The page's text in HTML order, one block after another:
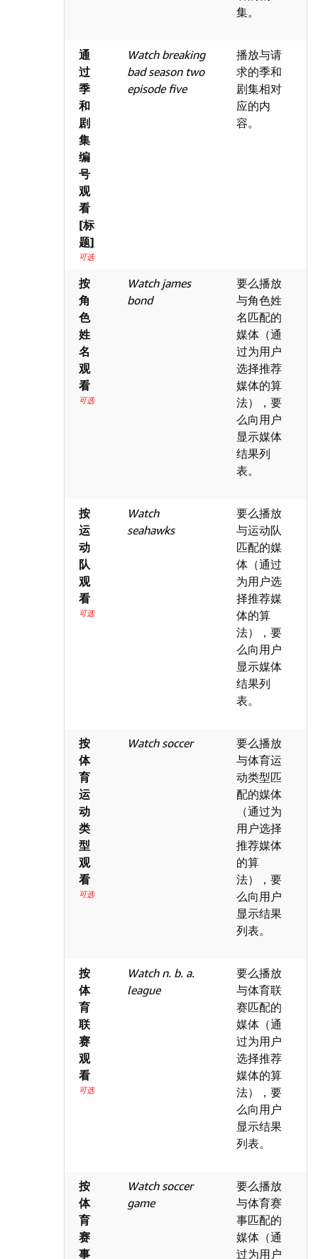
集。
通
过
季
和
剧
集
编
号
观
看
[标
题]
可选
Watch breaking
bad season two
episode five
播放与请
求的季和
剧集相对
应的内
容。
按
角
色
姓
名
观
看
可选
Watch james
bond
要么播放
与角色姓
名匹配的
媒体（通
过为用户
选择推荐
媒体的算
法），要
么向用户
显示媒体
结果列
表。
按
运
动
队
观
看
可选
Watch
seahawks
要么播放
与运动队
匹配的媒
体（通过
为用户选
择推荐媒
体的算
法），要
么向用户
显示媒体
结果列
表。
按
体
育
运
动
类
型
观
看
可选
Watch soccer
要么播放
与体育运
动类型匹
配的媒体
（通过为
用户选择
推荐媒体
的算
法），要
么向用户
显示结果
列表。
按
体
育
联
赛
观
看
可选
Watch n. b. a.
league
要么播放
与体育联
赛匹配的
媒体（通
过为用户
选择推荐
媒体的算
法），要
么向用户
显示结果
列表。
按
体
育
赛
事
Watch soccer
game
要么播放
与体育赛
事匹配的
媒体（通
过为用户